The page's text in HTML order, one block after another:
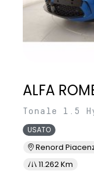
Sensori di
Sensori Di
Supporto lombare
Tergicristalli
Traffic Sign
ALFA
Tonale 1.5
USATO
Renord
11.262 Km